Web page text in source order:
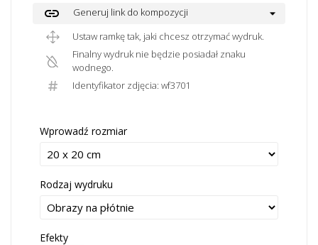
link
Generuj link do kompozycji
Ustaw ramkę tak, jaki chcesz otrzymać wydruk.
Finalny wydruk nie będzie posiadał znaku
wodnego.
Identyfikator zdjęcia: wf3701
Wprowadź rozmiar
Rodzaj wydruku
Efekty